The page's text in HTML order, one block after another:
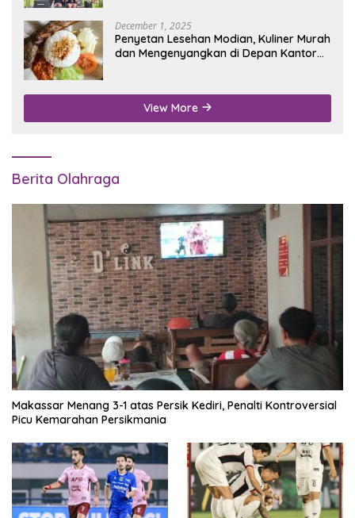
December 1, 2025
Penyetan Lesehan Modian, Kuliner Murah
dan Mengenyangkan di Depan Kantor
View More
Berita Olahraga
Makassar Menang 3-1 atas Persik Kediri, Penalti Kontroversial
Picu Kemarahan Persikmania